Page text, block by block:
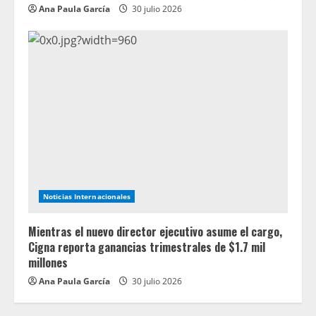
Ana Paula García 30 julio 2026
Noticias Internacionales
Mientras el nuevo director ejecutivo asume el cargo,
Cigna reporta ganancias trimestrales de $1.7 mil
millones
Ana Paula García 30 julio 2026